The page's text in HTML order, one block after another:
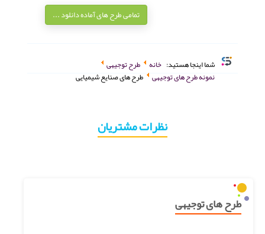
تمامی طرح های آماده دانلود ...
شما اینجا هستید: خانه
طرح توجیهی
نمونه طرح های توجیهی طرح های صنایع شیمیایی
نظرات مشتریان
طرح های توجیهی